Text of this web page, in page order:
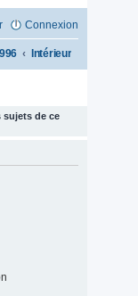
Connexion
Intérieur
sujets de ce